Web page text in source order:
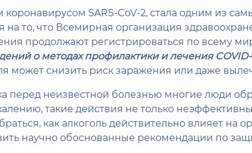
SARS-CoV-2, стала одним из
на то, что Всемирная организация
продолжают регистрироваться по всему
о методах профилактики и лечения COVID-
может снизить риск заражения или даже
перед неизвестной болезнью многие люди
такие действия не только
как алкоголь действительно влияет на
научно обоснованные рекомендации по